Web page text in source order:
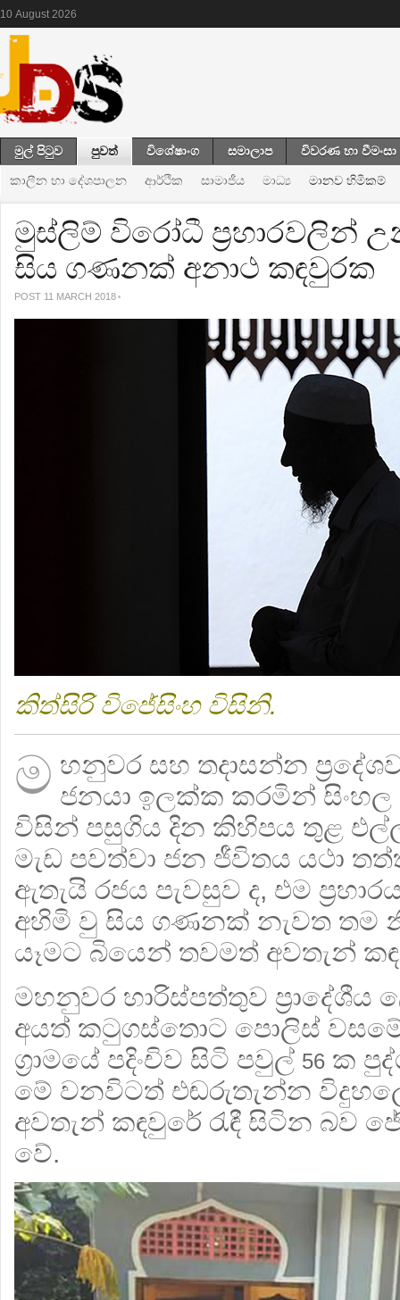
10 August 2026
මුල් පිටුව පුවත් විශේෂාංග සමාලාප විවරණ හා වීමංසා
කාලීන හා දේශපාලන ආර්ථික සාමාජීය මාධ්‍ය මානව හිමිකම්
මුස්ලිම් විරෝධී ප්‍රහාරවලින්
සිය ගණනක් අනාථ කඳවුරක
POST 11 MARCH 2018
කිත්සිරි විජේසිංහ විසිනි.
ම හනුවර සහ තදාසන්න
ජනයා ඉලක්ක කරමින් සිංහල
විසින් පසුගිය දින කිහිපය තුළ එල්ල
මැඩ පවත්වා ජන ජීවිතය යථා
ඇතැයි රජය පැවසුව ද, එම
අහිමි වු සිය ගණනක් නැවත තම
යෑමට බියෙන් තවමත් අවතැන්
මහනුවර හාරිස්පත්තුව ප්‍රාදේශීය
අයත් කටුගස්තොට පොලිස්
ග්‍රාමයේ පදිංචිව සිටි පවුල් 56 ක
මේ වනවිටත් එඬරුතැන්න
අවතැන් කඳවුරේ රැඳී සිටින බව
වේ.